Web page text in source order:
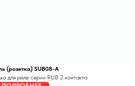
(розетка) SUB08-A
для реле серии RUB 2 контакта